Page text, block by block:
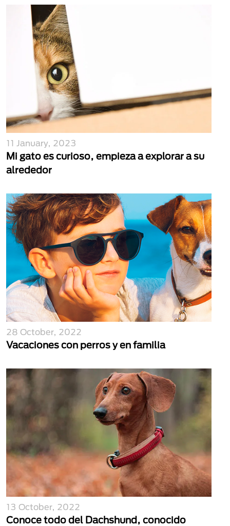
11 January, 2023
Mi gato es curioso, empieza a explorar a su
alrededor
28 October, 2022
Vacaciones con perros y en familia
13 October, 2022
Conoce todo del Dachshund, conocido